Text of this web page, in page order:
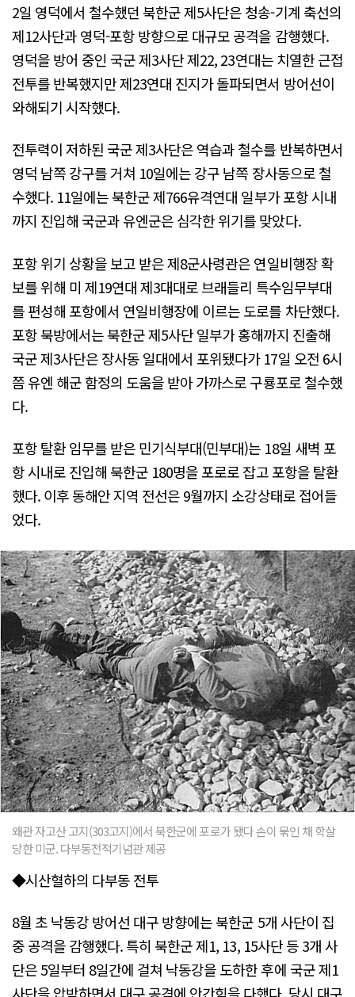
2일 영덕에서 철수했던 북한군 제5사단은 청송-기계 축선의
제12사단과 영덕-포항 방향으로 대규모 공격을 감행했다.
영덕을 방어 중인 국군 제3사단 제22, 23연대는 치열한 근접
전투를 반복했지만 제23연대 진지가 돌파되면서 방어선이
와해되기 시작했다.
전투력이 저하된 국군 제3사단은 역습과 철수를 반복하면서
영덕 남쪽 강구를 거쳐 10일에는 강구 남쪽 장사동으로 철
수했다. 11일에는 북한군 제766유격연대 일부가 포항 시내
까지 진입해 국군과 유엔군은 심각한 위기를 맞았다.
포항 위기 상황을 보고 받은 제8군사령관은 연일비행장 확
보를 위해 미 제19연대 제3대대로 브래들리 특수임무부대
를 편성해 포항에서 연일비행장에 이르는 도로를 차단했다.
포항 북방에서는 북한군 제5사단 일부가 홍해까지 진출해
국군 제3사단은 장사동 일대에서 포위됐다가 17일 오전 6시
쯤 유엔 해군 함정의 도움을 받아 가까스로 구룡포로 철수했
다.
포항 탈환 임무를 받은 민기식부대(민부대)는 18일 새벽 포
항 시내로 진입해 북한군 180명을 포로로 잡고 포항을 탈환
했다. 이후 동해안 지역 전선은 9월까지 소강상태로 접어들
었다.
왜관 자고산 고지(303고지)에서 북한군에 포로가 됐다 손이 묶인 채 학살
당한 미군. 다부동전적기념관 제공
◆시산혈하의 다부동 전투
8월 초 낙동강 방어선 대구 방향에는 북한군 5개 사단이 집
중 공격을 감행했다. 특히 북한군 제1, 13, 15사단 등 3개 사
단은 5일부터 8일간에 걸쳐 낙동강을 도하한 후에 국군 제1